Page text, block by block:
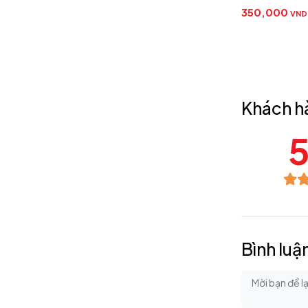
Khách
Bình